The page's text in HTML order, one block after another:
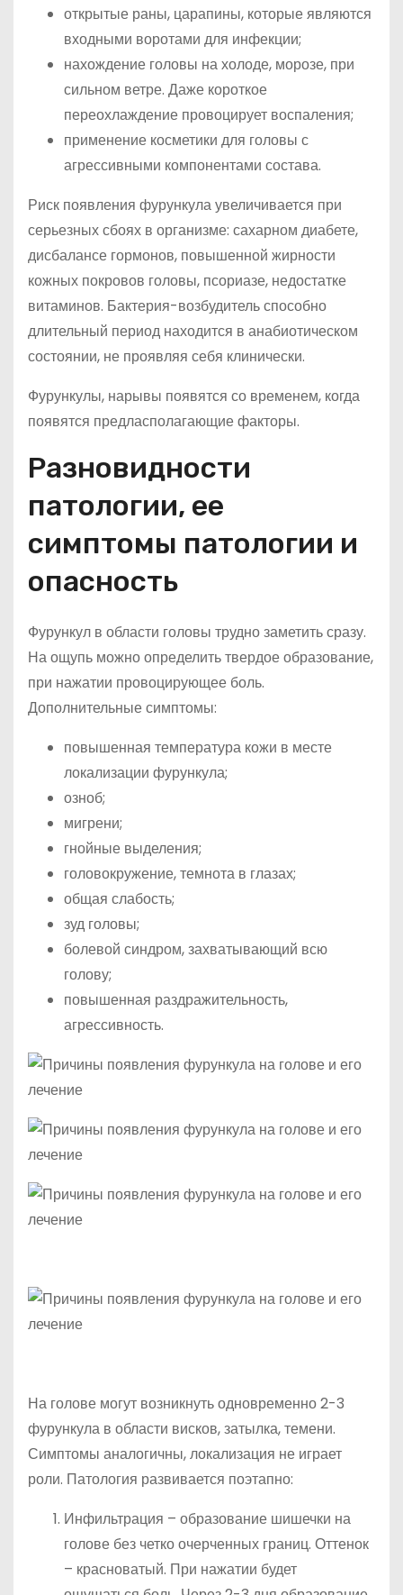
открытые раны, царапины, которые являются
входными воротами для инфекции;
нахождение головы на холоде, морозе, при
сильном ветре. Даже короткое
переохлаждение провоцирует воспаления;
применение косметики для головы с
агрессивными компонентами состава.
Риск появления фурункула увеличивается при
серьезных сбоях в организме: сахарном диабете,
дисбалансе гормонов, повышенной жирности
кожных покровов головы, псориазе, недостатке
витаминов. Бактерия-возбудитель способно
длительный период находится в анабиотическом
состоянии, не проявляя себя клинически.
Фурункулы, нарывы появятся со временем, когда
появятся предласполагающие факторы.
Разновидности
патологии, ее
симптомы патологии и
опасность
Фурункул в области головы трудно заметить сразу.
На ощупь можно определить твердое образование,
при нажатии провоцирующее боль.
Дополнительные симптомы:
повышенная температура кожи в месте
локализации фурункула;
озноб;
мигрени;
гнойные выделения;
головокружение, темнота в глазах;
общая слабость;
зуд головы;
болевой синдром, захватывающий всю
голову;
повышенная раздражительность,
агрессивность.
На голове могут возникнуть одновременно 2-3
фурункула в области висков, затылка, темени.
Симптомы аналогичны, локализация не играет
роли. Патология развивается поэтапно:
Инфильтрация – образование шишечки на
голове без четко очерченных границ. Оттенок
– красноватый. При нажатии будет